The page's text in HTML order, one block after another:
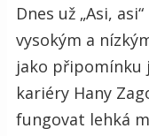
Dnes už „Asi,
vysokým a
jako připomínku
kariéry Hany
fungovat lehká